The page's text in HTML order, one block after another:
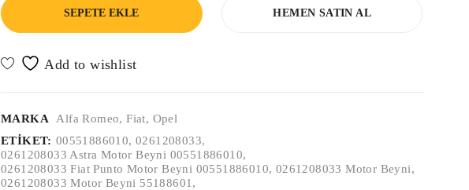
SEPETE EKLE HEMEN SATIN AL
MARKA Alfa Romeo,Fiat, Opel
ETIKET: 00551886010,0261208033,
0261208033 Astra Motor Beyni 00551886010,
0261208033 Fiat Punto Motor Beyni 00551886010, 0261208033 Motor Beyni,
0261208033 Motor Beyni 55188601 ,